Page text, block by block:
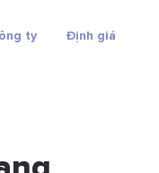
ty Định giá